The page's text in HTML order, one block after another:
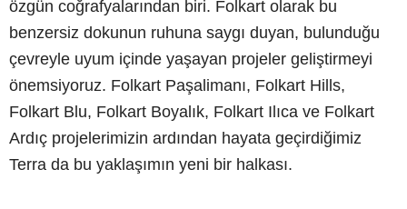
özgün coğrafyalarından biri. Folkart olarak bu
benzersiz dokunun ruhuna saygı duyan, bulunduğu
çevreyle uyum içinde yaşayan projeler geliştirmeyi
önemsiyoruz. Folkart Paşalimanı, Folkart Hills,
Folkart Blu, Folkart Boyalık, Folkart Ilıca ve Folkart
Ardıç projelerimizin ardından hayata geçirdiğimiz
Terra da bu yaklaşımın yeni bir halkası.